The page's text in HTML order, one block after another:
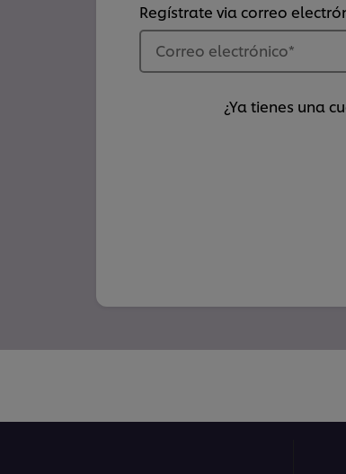
Regístrate via correo
Correo electrónico*
¿Ya tienes una